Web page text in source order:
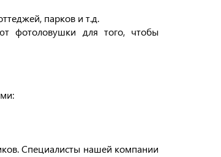
парков и т.д.
фотоловушки для того, чтобы
Специалисты нашей компании